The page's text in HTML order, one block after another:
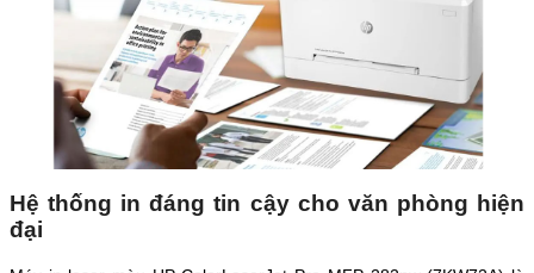
Hệ thống in đáng tin cậy cho văn phòng hiện
đại